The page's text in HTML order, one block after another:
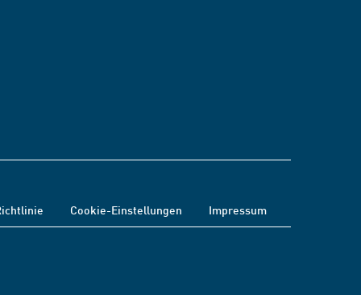
Cookie-Einstellungen Impressum